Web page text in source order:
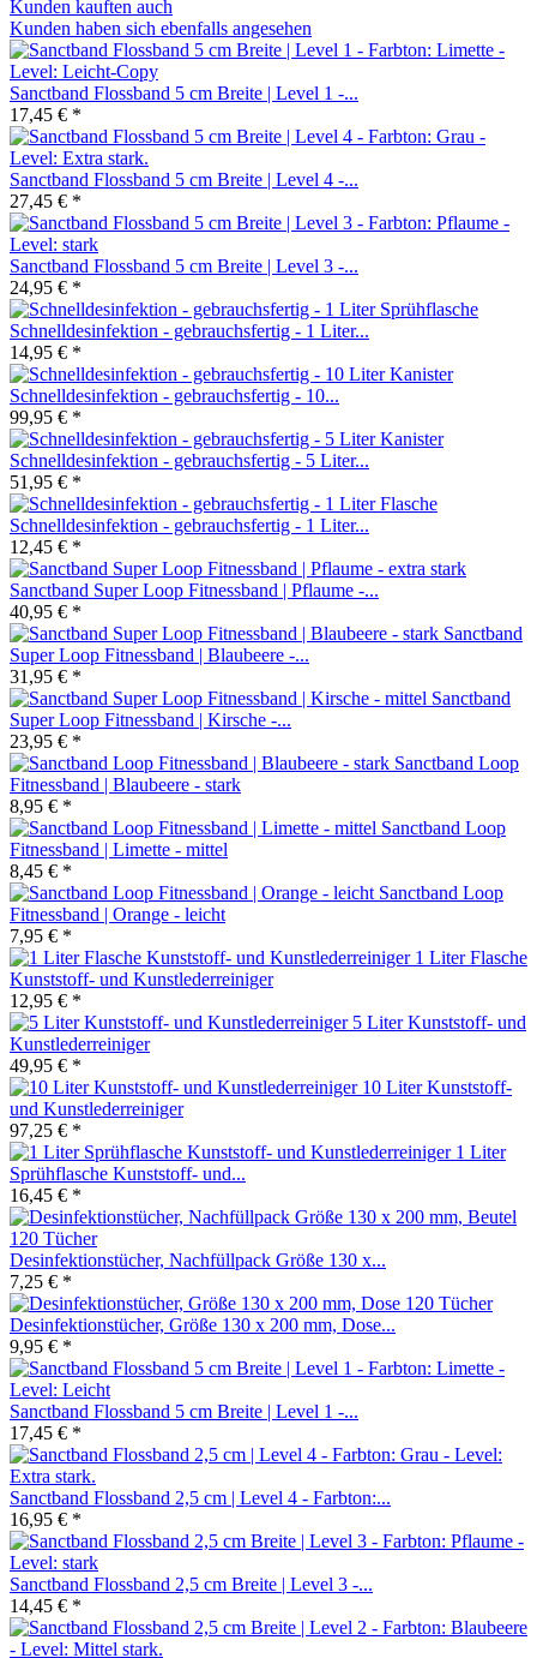
Kunden kauften auch
Kunden haben sich ebenfalls angesehen
Sanctband Flossband 5 cm Breite | Level 1 -...
17,45 € *
Sanctband Flossband 5 cm Breite | Level 4 -...
27,45 € *
Sanctband Flossband 5 cm Breite | Level 3 -...
24,95 € *
Schnelldesinfektion - gebrauchsfertig - 1 Liter...
14,95 € *
Schnelldesinfektion - gebrauchsfertig - 10...
99,95 € *
Schnelldesinfektion - gebrauchsfertig - 5 Liter...
51,95 € *
Schnelldesinfektion - gebrauchsfertig - 1 Liter...
12,45 € *
Sanctband Super Loop Fitnessband | Pflaume -...
40,95 € *
Sanctband
Super Loop Fitnessband | Blaubeere -...
31,95 € *
Sanctband
Super Loop Fitnessband | Kirsche -...
23,95 € *
Sanctband Loop
Fitnessband | Blaubeere - stark
8,95 € *
Sanctband Loop
Fitnessband | Limette - mittel
8,45 € *
Sanctband Loop
Fitnessband | Orange - leicht
7,95 € *
1 Liter Flasche
Kunststoff- und Kunstlederreiniger
12,95 € *
5 Liter Kunststoff- und
Kunstlederreiniger
49,95 € *
10 Liter Kunststoff-
und Kunstlederreiniger
97,25 € *
1 Liter
Sprühflasche Kunststoff- und...
16,45 € *
Desinfektionstücher, Nachfüllpack Größe 130 x...
7,25 € *
Desinfektionstücher, Größe 130 x 200 mm, Dose...
9,95 € *
Sanctband Flossband 5 cm Breite | Level 1 -...
17,45 € *
Sanctband Flossband 2,5 cm | Level 4 - Farbton:...
16,95 € *
Sanctband Flossband 2,5 cm Breite | Level 3 -...
14,45 € *